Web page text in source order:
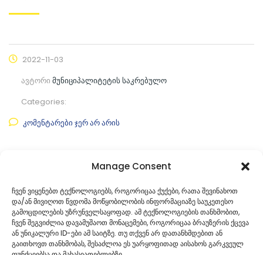
Manage Consent
ჩვენ ვიყენებთ ტექნოლოგიებს, როგორიცაა ქუქები, რათა შევინახოთ
და/ან მივიღოთ წვდომა მოწყობილობის ინფორმაციაზე საუკეთესო
გამოცდილების უზრუნველსაყოფად. ამ ტექნოლოგიების თანხმობით,
ჩვენ შეგვიძლია დავამუშაოთ მონაცემები, როგორიცაა ბრაუზერის ქცევა
ან უნიკალური ID-ები ამ საიტზე. თუ თქვენ არ დათანხმდებით ან
გაითხოვთ თანხმობას, შესაძლოა ეს უარყოფითად აისახოს გარკვეულ
2022-11-03
ავტორი მუნიციპალიტეტის საკრებულო
Categories:
კომენტარები ჯერ არ არის
ფაილის ნახვა
ფაილის ტიპი:pdf
კატეგორიასაკრებულოს პროექტები